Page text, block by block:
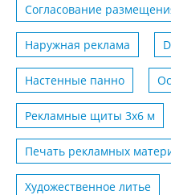
Согласование
Наружная реклама
Настенные панно
Рекламные щиты 3х6 м
Печать рекламных
Художественное литье